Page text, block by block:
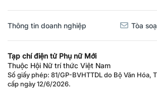
Thông tin doanh nghiệp Tòa
Tạp chí điện tử Phụ nữ Mới
Thuộc Hội Nữ trí thức Việt Nam
Số giấy phép: 81/GP-BVHTTDL do Bộ Văn Hóa,
cấp ngày 12/6/2026.